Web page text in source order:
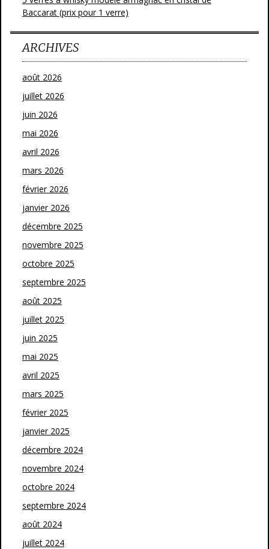
Baccarat (prix pour 1 verre)
ARCHIVES
août 2026
juillet 2026
juin 2026
mai 2026
avril 2026
mars 2026
février 2026
janvier 2026
décembre 2025
novembre 2025
octobre 2025
septembre 2025
août 2025
juillet 2025
juin 2025
mai 2025
avril 2025
mars 2025
février 2025
janvier 2025
décembre 2024
novembre 2024
octobre 2024
septembre 2024
août 2024
juillet 2024